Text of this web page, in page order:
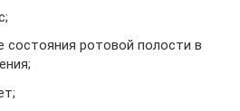
состояния ротовой полости в